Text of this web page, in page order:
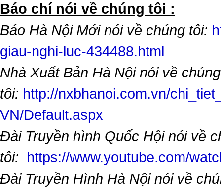
​Báo chí nói về chúng tôi :
Báo Hà Nội Mới nói về chúng tôi:
giau-nghi-luc-434488.html
Nhà Xuất Bản Hà Nội nói về chúng
tôi: http://nxbhanoi.com.vn/
VN/Default.aspx
Đài Truyền hình Quốc Hội nói về
tôi: https://www.youtube.com/
Đài Truyền Hình Hà Nội nói về